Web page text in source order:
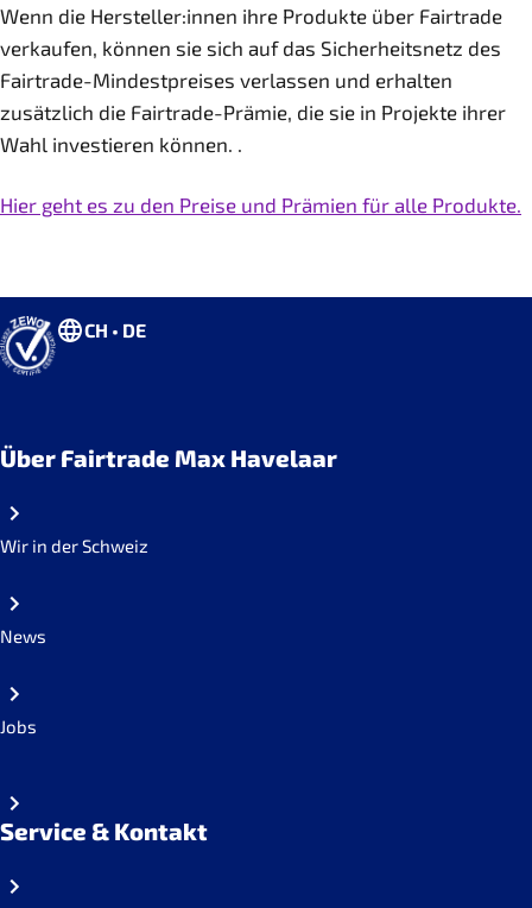
Wenn die Hersteller:innen ihre Produkte über Fairtrade
verkaufen, können sie sich auf das Sicherheitsnetz des
Fairtrade-Mindestpreises verlassen und erhalten
zusätzlich die Fairtrade-Prämie, die sie in Projekte ihrer
Wahl investieren können. .
Hier geht es zu den Preise und Prämien für alle Produkte.
CH • DE
Über Fairtrade Max Havelaar
Wir in der Schweiz
News
Jobs
Service & Kontakt